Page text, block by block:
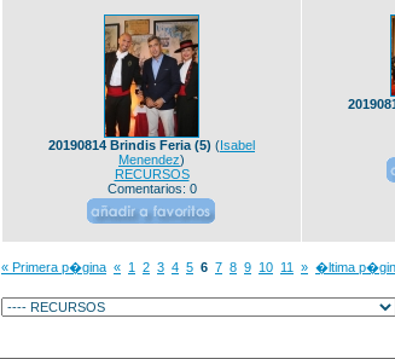
20190814 Brindis Feria (5) (Isabel
Menendez)
RECURSOS
Comentarios: 0
« Primera p�gina « 1 2 3 4 5 6 7 8 9 10 11 » �ltima